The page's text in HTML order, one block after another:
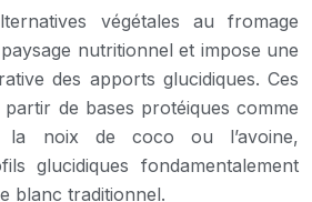
végétales au fromage
nutritionnel et impose une
des apports glucidiques. Ces
de bases protéiques comme
la noix de coco ou l’avoine,
glucidiques fondamentalement
blanc traditionnel.